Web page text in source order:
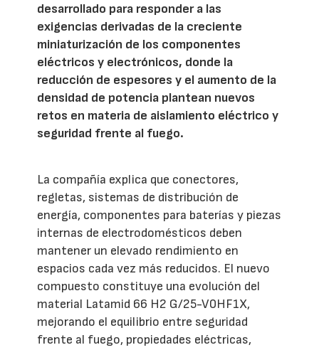
desarrollado para responder a las
exigencias derivadas de la creciente
miniaturización de los componentes
eléctricos y electrónicos, donde la
reducción de espesores y el aumento de la
densidad de potencia plantean nuevos
retos en materia de aislamiento eléctrico y
seguridad frente al fuego.
La compañía explica que conectores,
regletas, sistemas de distribución de
energía, componentes para baterías y piezas
internas de electrodomésticos deben
mantener un elevado rendimiento en
espacios cada vez más reducidos. El nuevo
compuesto constituye una evolución del
material Latamid 66 H2 G/25-V0HF1X,
mejorando el equilibrio entre seguridad
frente al fuego, propiedades eléctricas,